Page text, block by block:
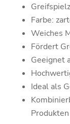
Farbe:
Weiches
Fördert
Geeignet
Ideal als
Produkten